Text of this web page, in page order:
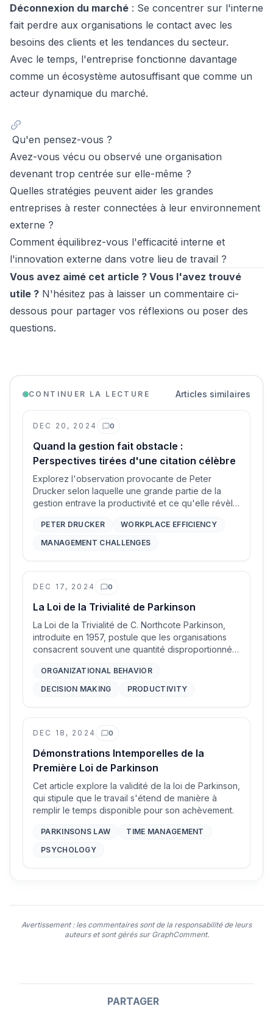
Déconnexion du marché : Se concentrer sur l'interne
fait perdre aux organisations le contact avec les
besoins des clients et les tendances du secteur.
Avec le temps, l'entreprise fonctionne davantage
comme un écosystème autosuffisant que comme un
acteur dynamique du marché.
Qu'en pensez-vous ?
Avez-vous vécu ou observé une organisation
devenant trop centrée sur elle-même ?
Quelles stratégies peuvent aider les grandes
entreprises à rester connectées à leur environnement
externe ?
Comment équilibrez-vous l'efficacité interne et
l'innovation externe dans votre lieu de travail ?
Vous avez aimé cet article ? Vous l'avez trouvé
utile ? N'hésitez pas à laisser un commentaire ci-
dessous pour partager vos réflexions ou poser des
questions.
CONTINUER LA LECTURE Articles similaires
DEC 20, 2024 0
Commentaires
Quand la gestion fait obstacle :
Perspectives tirées d'une citation célèbre
Explorez l'observation provocante de Peter
Drucker selon laquelle une grande partie de la
gestion entrave la productivité et ce qu'elle révèle
PETER DRUCKER
WORKPLACE EFFICIENCY
MANAGEMENT CHALLENGES
DEC 17, 2024 0
Commentaires
La Loi de la Trivialité de Parkinson
La Loi de la Trivialité de C. Northcote Parkinson,
introduite en 1957, postule que les organisations
consacrent souvent une quantité disproportionnée
négligeant des problèmes plus cruciaux et
complexes.
ORGANIZATIONAL BEHAVIOR
DECISION MAKING
PRODUCTIVITY
DEC 18, 2024 0
Commentaires
Démonstrations Intemporelles de la
Première Loi de Parkinson
Cet article explore la validité de la loi de Parkinson,
qui stipule que le travail s'étend de manière à
remplir le temps disponible pour son achèvement.
PARKINSONS LAW
TIME MANAGEMENT
PSYCHOLOGY
Avertissement : les commentaires sont de la responsabilité de leurs
auteurs et sont gérés sur GraphComment.
PARTAGER